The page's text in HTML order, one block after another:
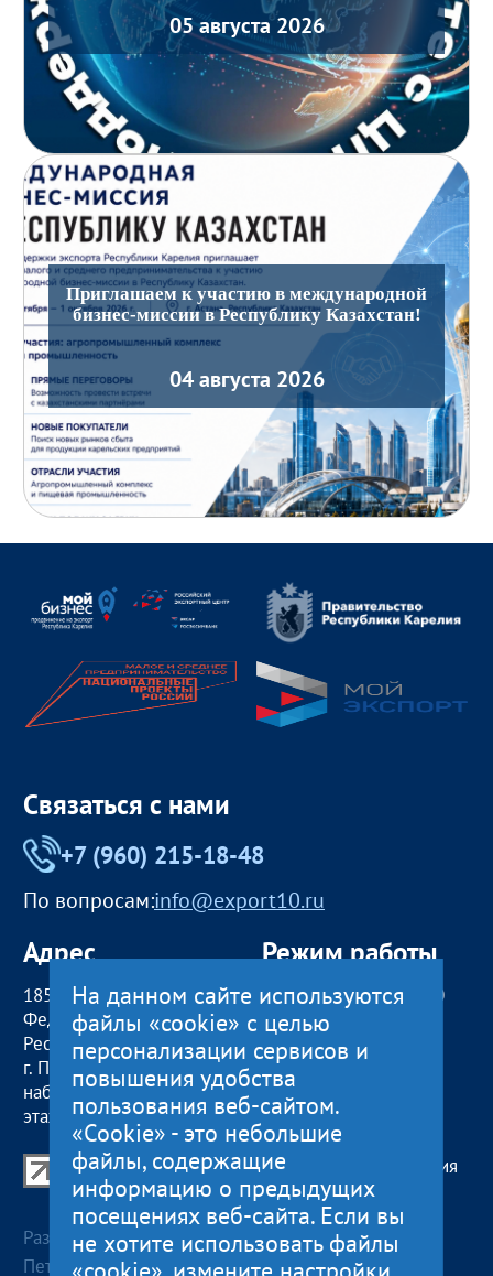
05 августа 2026
Приглашаем к участию в международной
бизнес-миссии в Республику Казахстан!
04 августа 2026
Связаться с нами
+7 (960) 215-18-48
По вопросам:info@export10.ru
Адрес
185000, Российская
Федерация,
Республика Карелия
г. Петрозаводск,
наб. Гюллинга, 11 / 2
этаж, офис 2
Режим работы
пн — чт:09:00 — 18:00
пт:09:00 — 17:00
обед с 13:00 до 14:00
сб, вс
Центр поддержки экспорта Республики Карелия
© 2012—2024
Разработка и поддержка сайта — «Артлекс», г.
Петрозаводск
На данном сайте используются
файлы «cookie» с целью
персонализации сервисов и
повышения удобства
пользования веб-сайтом.
«Cookie» - это небольшие
файлы, содержащие
информацию о предыдущих
посещениях веб-сайта. Если вы
не хотите использовать файлы